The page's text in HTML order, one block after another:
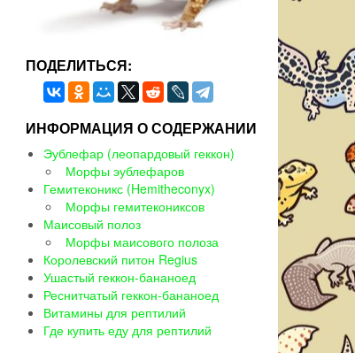
ПОДЕЛИТЬСЯ:
ИНФОРМАЦИЯ О СОДЕРЖАНИИ
Эублефар (леопардовый геккон)
Морфы эублефаров
Гемитеконикс (Hemitheconyx)
Морфы гемитекониксов
Маисовый полоз
Морфы маисового полоза
Королевский питон Regius
Ушастый геккон-бананоед
Реснитчатый геккон-бананоед
Витамины для рептилий
Где купить еду для рептилий